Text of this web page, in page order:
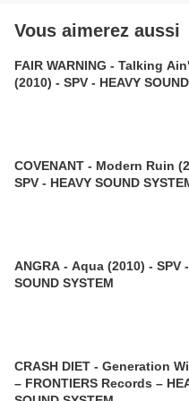
Vous aimerez aussi
FAIR WARNING - Talking
(2010) - SPV - HEAVY
COVENANT - Modern Ruin
SPV - HEAVY SOUND
ANGRA - Aqua (2010) - SPV
SOUND SYSTEM
CRASH DIET - Generation
– FRONTIERS Records –